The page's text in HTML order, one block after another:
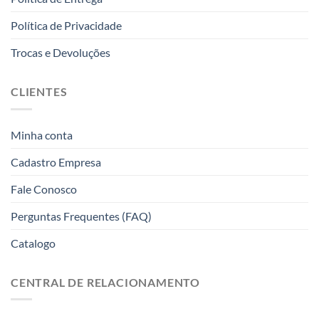
Política de Privacidade
Trocas e Devoluções
CLIENTES
Minha conta
Cadastro Empresa
Fale Conosco
Perguntas Frequentes (FAQ)
Catalogo
CENTRAL DE RELACIONAMENTO